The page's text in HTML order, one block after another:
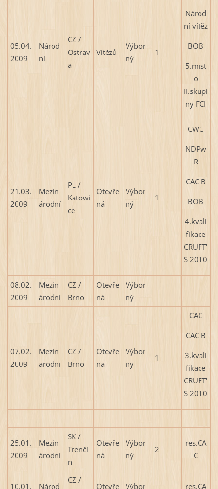
05.04.
2009
Národ
ní
CZ /
Ostrav
a
Vítězů
Výbor
ný
1
Národ
ní vítěz
BOB
5.míst
o
II.skupi
ny FCI
21.03.
2009
Mezin
árodní
PL /
Katowi
ce
Otevře
ná
Výbor
ný
1
CWC
NDPw
R
CACIB
BOB
4.kvali
fikace
CRUFT'
S 2010
08.02.
2009
Mezin
árodní
CZ /
Brno
Otevře
ná
Výbor
ný
07.02.
2009
Mezin
árodní
CZ /
Brno
Otevře
ná
Výbor
ný
1
CAC
CACIB
3.kvali
fikace
CRUFT'
S 2010
25.01.
2009
Mezin
árodní
SK /
Trenčí
n
Otevře
ná
Výbor
ný
2
res.CA
C
10.01. Národ
CZ /
Otevře Výbor res.CA